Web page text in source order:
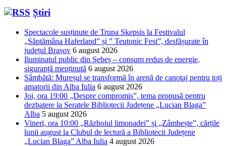
Știri
Spectacole susținute de Trupa Skepsis la Festivalul
„Săptămâna Haferland” și ” Teutonic Fest”, desfășurate în
județul Brașov 6 august 2026
Iluminatul public din Sebeș – consum redus de energie,
siguranță menținută 6 august 2026
Sâmbătă: Mureșul se transformă în arenă de canotaj pentru toți
amatorii din Alba Iulia 6 august 2026
Joi, ora 19:00 „Despre compromis”, tema propusă pentru
dezbatere la Seratele Bibliotecii Județene „Lucian Blaga”
Alba 5 august 2026
Vineri, ora 10:00 „Războiul limonadei” și „Zâmbește”, cărțile
lunii august la Clubul de lectură a Bibliotecii Județene
„Lucian Blaga” Alba Iulia 4 august 2026